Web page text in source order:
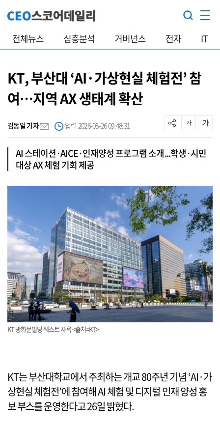
전체뉴스 심층분석 거버넌스 전자 IT
KT, 부산대 ‘AI·가상현실 체험전’ 참
여…지역 AX 생태계 확산
김동일 기자 입력 2026-05-26 09:48:31
AI 스테이션·AICE·인재양성 프로그램 소개...학생·시민
대상 AX 체험 기회 제공
KT 광화문빌딩 웨스트 사옥 <출처=KT>
KT는 부산대학교에서 주최하는 개교 80주년 기념 ‘AI·가
상현실 체험전’에 참여해 AI 체험 및 디지털 인재 양성 홍
보 부스를 운영한다고 26일 밝혔다.